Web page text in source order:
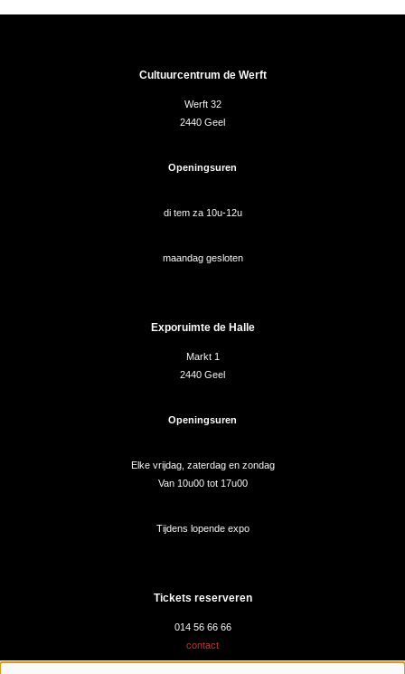
Cultuurcentrum de Werft
Werft 32
2440 Geel
Openingsuren
di tem za 10u-12u
maandag gesloten
Exporuimte de Halle
Markt 1
2440 Geel
Openingsuren
Elke vrijdag, zaterdag en zondag
Van 10u00 tot 17u00
Tijdens lopende expo
Tickets reserveren
014 56 66 66
contact